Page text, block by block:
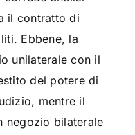
il contratto di
Ebbene, la
unilaterale con il
del potere di
mentre il
negozio bilaterale